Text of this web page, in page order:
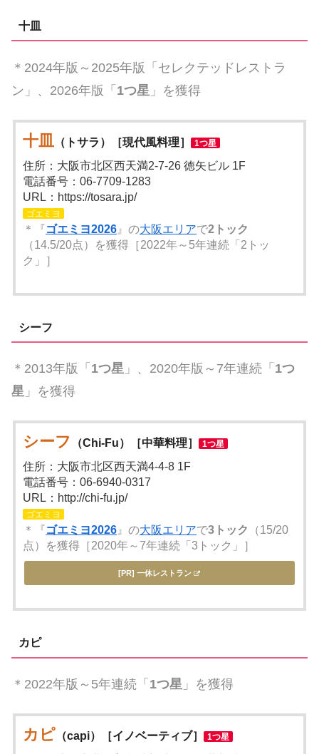
十皿
＊2024年版～2025年版「セレクテッドレストラ
ン」、2026年版「 1つ星 」を獲得
十皿 （トサラ）［現代風料理］ 1つ星
住所：大阪市北区西天満2-7-26 徳矢ビル 1F
電話番号：06-7709-1283
URL：https://tosara.jp/
ゴエミヨ
＊『 ゴエミヨ2026 』の大阪エリアで2トック
（14.5/20点）を獲得［2022年～5年連続「2トッ
ク」］
シーフ
＊2013年版「 1つ星 」、2020年版～7年連続「 1つ
星 」を獲得
シーフ （Chi-Fu）［中華料理］ 1つ星
住所：大阪市北区西天満4-4-8 1F
電話番号：06-6940-0317
URL：http://chi-fu.jp/
ゴエミヨ
＊『 ゴエミヨ2026』の大阪エリアで3トック
（15/20
点）を獲得［2020年～7年連続「3トック」］
[PR] 一休レストラン
カピ
＊2022年版～5年連続「 1つ星 」を獲得
カピ （capi）［イノベーティブ］ 1つ星